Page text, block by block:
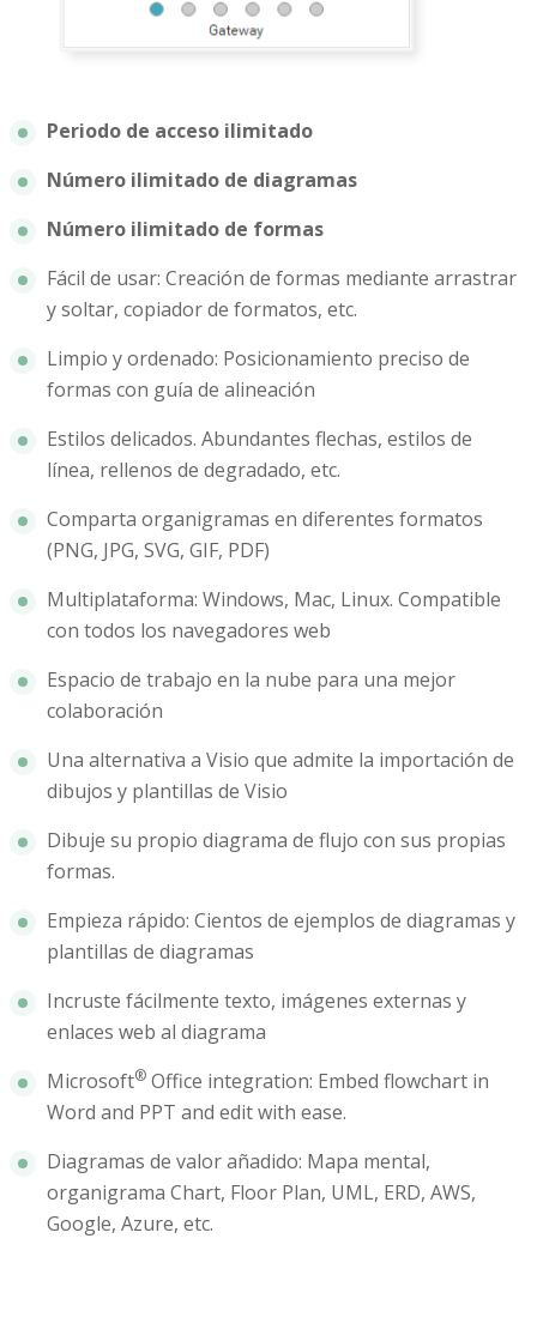
Periodo de acceso ilimitado
Número ilimitado de diagramas
Número ilimitado de formas
Fácil de usar: Creación de formas mediante arrastrar
y soltar, copiador de formatos, etc.
Limpio y ordenado: Posicionamiento preciso de
formas con guía de alineación
Estilos delicados. Abundantes flechas, estilos de
línea, rellenos de degradado, etc.
Comparta organigramas en diferentes formatos
(PNG, JPG, SVG, GIF, PDF)
Multiplataforma: Windows, Mac, Linux. Compatible
con todos los navegadores web
Espacio de trabajo en la nube para una mejor
colaboración
Una alternativa a Visio que admite la importación de
dibujos y plantillas de Visio
Dibuje su propio diagrama de flujo con sus propias
formas.
Empieza rápido: Cientos de ejemplos de diagramas y
plantillas de diagramas
Incruste fácilmente texto, imágenes externas y
enlaces web al diagrama
Microsoft® Office integration: Embed flowchart in
Word and PPT and edit with ease.
Diagramas de valor añadido: Mapa mental,
organigrama Chart, Floor Plan, UML, ERD, AWS,
Google, Azure, etc.